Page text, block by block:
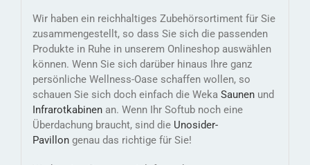
Wir haben ein reichhaltiges Zubehörsortiment für Sie
zusammengestellt, so dass Sie sich die passenden
Produkte in Ruhe in unserem Onlineshop auswählen
können. Wenn Sie sich darüber hinaus Ihre ganz
persönliche Wellness-Oase schaffen wollen, so
schauen Sie sich doch einfach die Weka Saunenund
Infrarotkabinenan. Wenn Ihr Softub noch eine
Überdachung braucht, sind die Unosider-
Pavillongenau das richtige für Sie!